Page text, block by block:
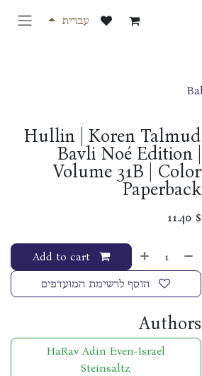
עברית
Hullin | Koren Talmud
Bavli Noé Edition |
Volume 31B | Color
Paperback
$
11.40
הוסף לרשימת המועדפים
Authors
HaRav Adin Even-Israel
Steinsaltz